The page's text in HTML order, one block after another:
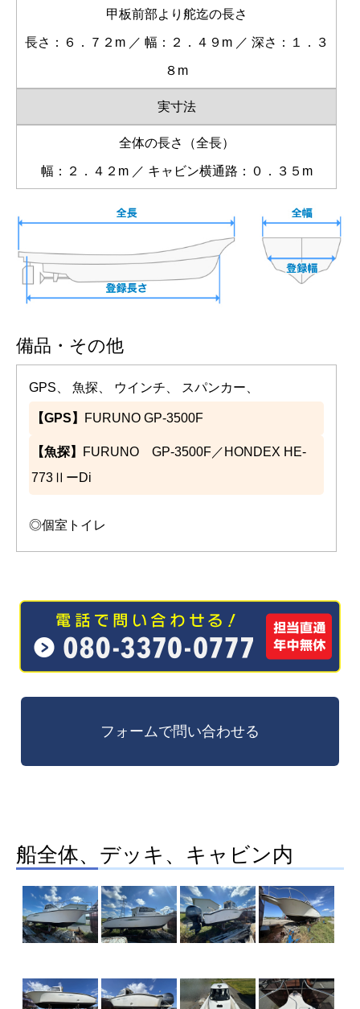
甲板前部より舵迄の長さ
長さ：６．７２m ／ 幅：２．４９m ／ 深さ：１．３
８m
実寸法
全体の長さ（全長）
幅：２．４２m ／ キャビン横通路：０．３５m
備品・その他
GPS、 魚探、 ウインチ、 スパンカー、
【GPS】 FURUNO GP-3500F
【魚探】
FURUNO GP-3500F／HONDEX HE-
773ⅡーDi
◎個室トイレ
船全体、デッキ、キャビン内